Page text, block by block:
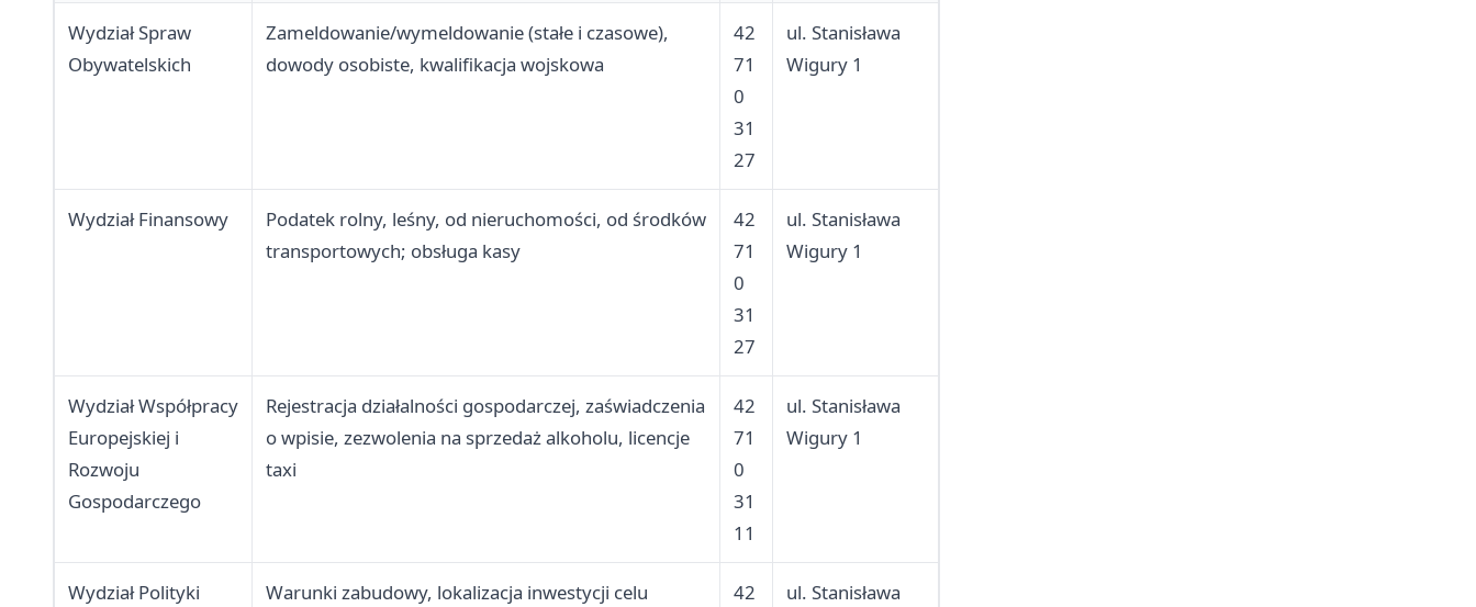
Wydział Spraw
Obywatelskich
Zameldowanie/wymeldowanie (stałe i czasowe),
dowody osobiste, kwalifikacja wojskowa
42
71
0
31
27
ul. Stanisława
Wigury 1
Wydział Finansowy
Podatek rolny, leśny, od nieruchomości, od środków
transportowych; obsługa kasy
42
71
0
31
27
ul. Stanisława
Wigury 1
Wydział Współpracy
Europejskiej i
Rozwoju
Gospodarczego
Rejestracja działalności gospodarczej, zaświadczenia
o wpisie, zezwolenia na sprzedaż alkoholu, licencje
taxi
42
71
0
31
11
ul. Stanisława
Wigury 1
Wydział Polityki
Warunki zabudowy, lokalizacja inwestycji celu
42
ul. Stanisława